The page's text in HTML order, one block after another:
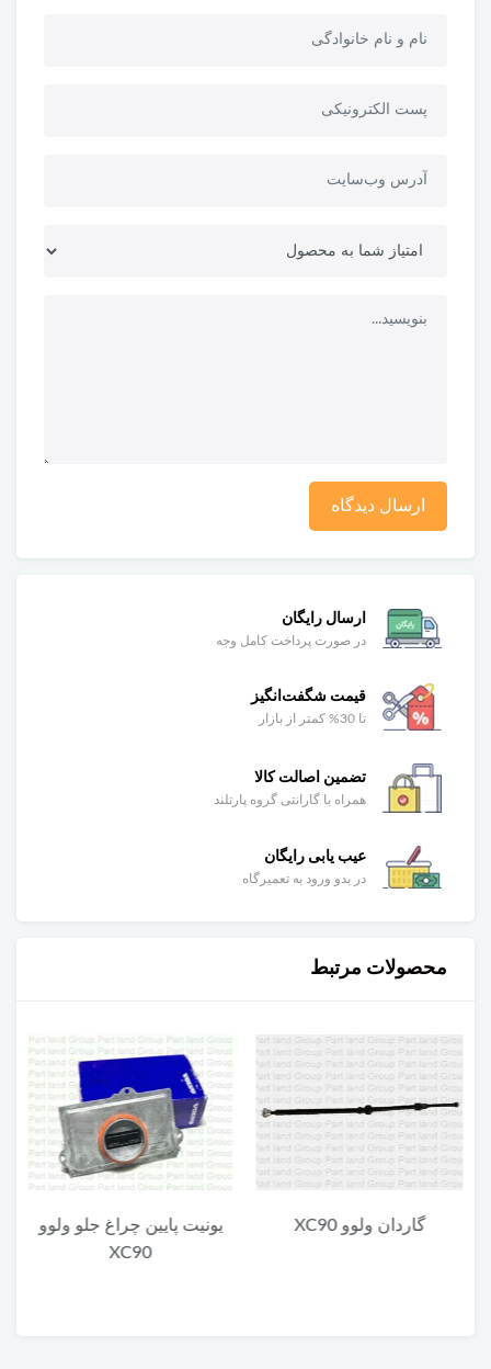
ارسال دیدگاه
ارسال رایگان
در صورت پرداخت کامل وجه
قیمت شگفت‌انگیز
تا 30% کمتر از بازار
تضمین اصالت کالا
همراه با گارانتی گروه پارتلند
عیب یابی رایگان
در بدو ورود به تعمیرگاه
محصولات مرتبط
گاردان ولوو XC90
یونیت پایین چراغ جلو ولوو
XC90